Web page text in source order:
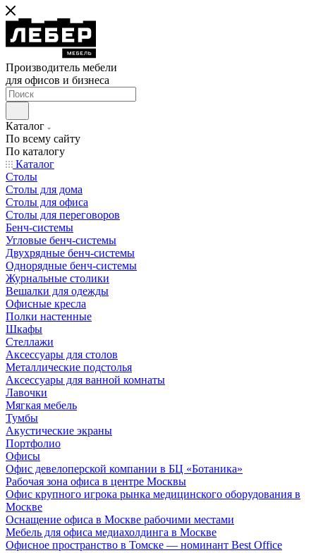
Производитель мебели
для офисов и бизнеса
Каталог
По всему сайту
По каталогу
Каталог
Столы
Столы для дома
Столы для офиса
Столы для переговоров
Бенч-системы
Угловые бенч-системы
Двухрядные бенч-системы
Однорядные бенч-системы
Журнальные столики
Вешалки для одежды
Офисные кресла
Полки настенные
Шкафы
Стеллажи
Аксессуары для столов
Металлические подстолья
Аксессуары для ванной комнаты
Лавочки
Мягкая мебель
Тумбы
Акустические экраны
Портфолио
Офисы
Офис девелоперской компании в БЦ «Ботаника»
Рабочая зона офиса в центре Москвы
Офис крупного игрока рынка медицинского оборудования в
Москве
Оснащение офиса в Москве рабочими местами
Мебель для офиса медиахолдинга в Москве
Офисное пространство в Томске — номинант Best Office